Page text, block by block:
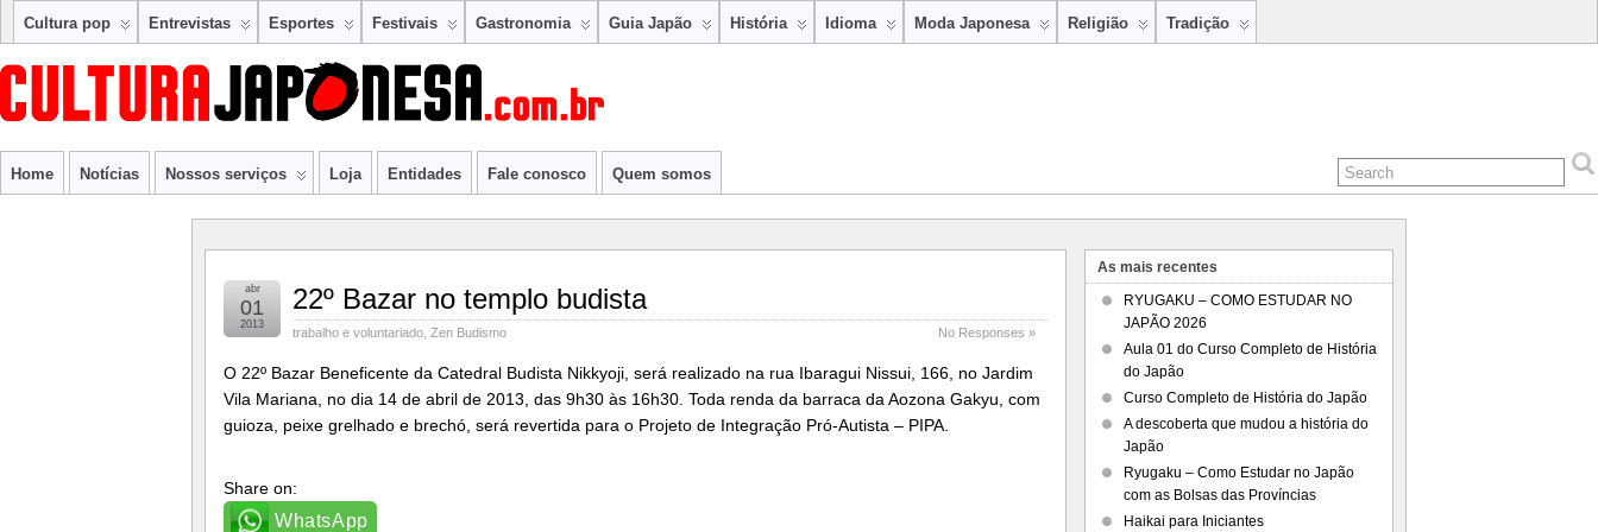
Cultura pop Entrevistas Esportes Festivais Gastronomia Guia Japão História Idioma Moda Japonesa Religião Tradição
Home Notícias Nossos serviços Loja Entidades Fale conosco Quem somos
22º Bazar no templo budista
trabalho e voluntariado Zen Budismo No Responses »
abr
01
2013
O 22º Bazar Beneficente da Catedral Budista Nikkyoji, será realizado na rua Ibaragui Nissui, 166, no Jardim
Vila Mariana, no dia 14 de abril de 2013, das 9h30 às 16h30. Toda renda da barraca da Aozona Gakyu, com
guioza, peixe grelhado e brechó, será revertida para o Projeto de Integração Pró-Autista – PIPA.
Share on:
WhatsApp
As mais recentes
RYUGAKU – COMO ESTUDAR NO
JAPÃO 2026
Aula 01 do Curso Completo de História
do Japão
Curso Completo de História do Japão
A descoberta que mudou a história do
Japão
Ryugaku – Como Estudar no Japão
com as Bolsas das Províncias
Haikai para Iniciantes